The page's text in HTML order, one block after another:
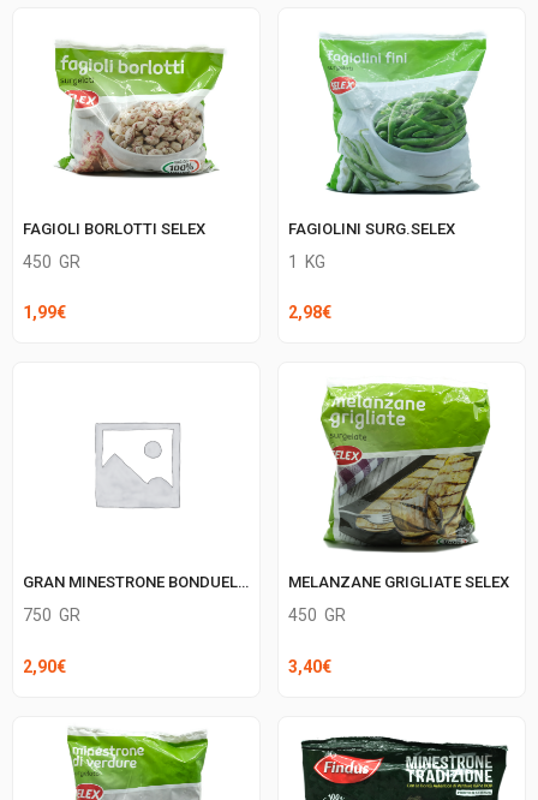
FAGIOLI BORLOTTI SELEX
450 GR
1,99€
FAGIOLINI SURG.SELEX
1 KG
2,98€
GRAN MINESTRONE BONDUELLE
750 GR
2,90€
MELANZANE GRIGLIATE SELEX
450 GR
3,40€